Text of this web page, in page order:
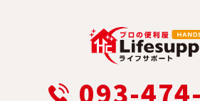
093-